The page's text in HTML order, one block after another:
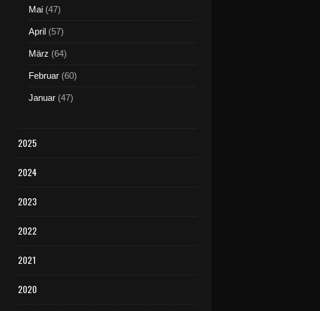
Mai (47)
April (57)
März (64)
Februar (60)
Januar (47)
2025
2024
2023
2022
2021
2020